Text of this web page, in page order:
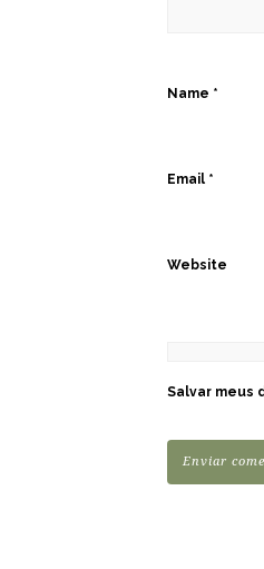
Name *
Email *
Website
Salvar meus